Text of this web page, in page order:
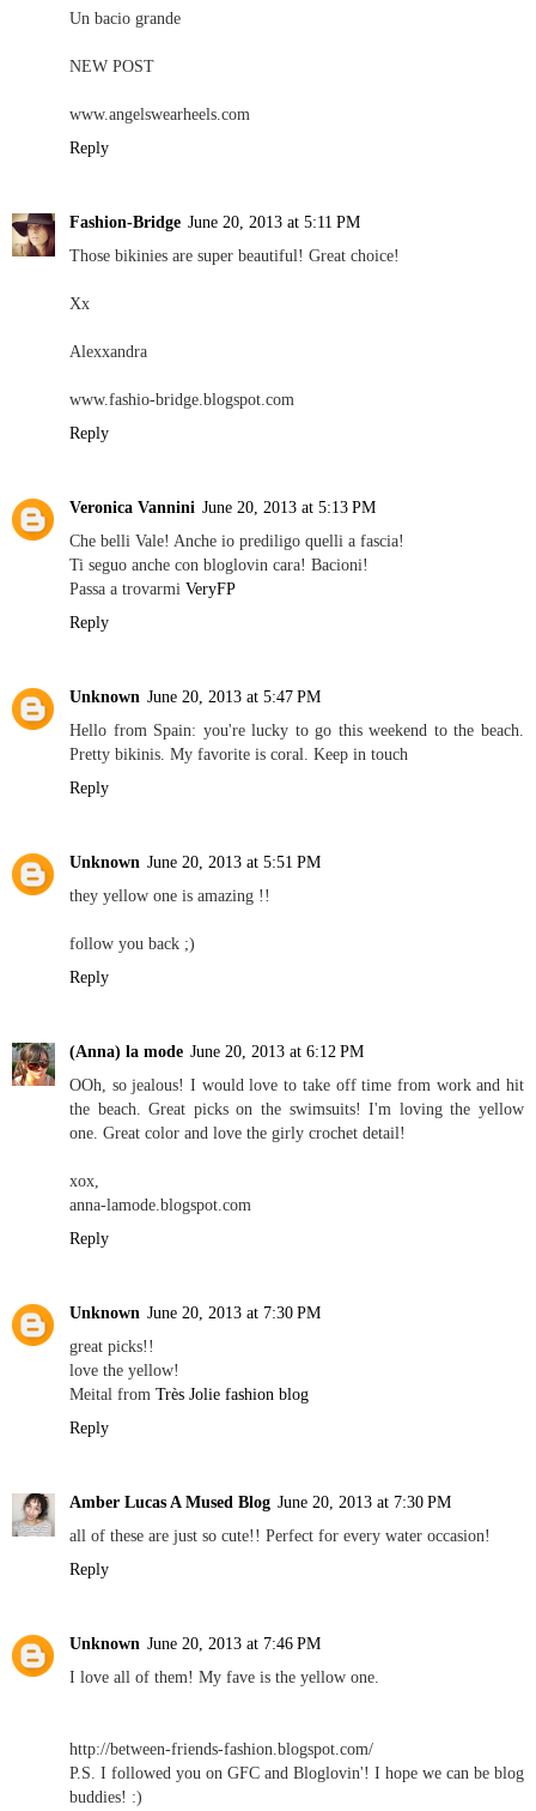
Un bacio grande
NEW POST
www.angelswearheels.com
Reply
Fashion-Bridge June 20, 2013 at 5:11 PM
Those bikinies are super beautiful! Great choice!
Xx
Alexxandra
www.fashio-bridge.blogspot.com
Reply
Veronica Vannini June 20, 2013 at 5:13 PM
Che belli Vale! Anche io prediligo quelli a fascia!
Ti seguo anche con bloglovin cara! Bacioni!
Passa a trovarmi VeryFP
Reply
Unknown June 20, 2013 at 5:47 PM
Hello from Spain: you're lucky to go this weekend to the beach.
Pretty bikinis. My favorite is coral. Keep in touch
Reply
Unknown June 20, 2013 at 5:51 PM
they yellow one is amazing !!
follow you back ;)
Reply
(Anna) la mode June 20, 2013 at 6:12 PM
OOh, so jealous! I would love to take off time from work and hit
the beach. Great picks on the swimsuits! I'm loving the yellow
one. Great color and love the girly crochet detail!
xox,
anna-lamode.blogspot.com
Reply
Unknown June 20, 2013 at 7:30 PM
great picks!!
love the yellow!
Meital from Très Jolie fashion blog
Reply
Amber Lucas A Mused Blog June 20, 2013 at 7:30 PM
all of these are just so cute!! Perfect for every water occasion!
Reply
Unknown June 20, 2013 at 7:46 PM
I love all of them! My fave is the yellow one.
http://between-friends-fashion.blogspot.com/
P.S. I followed you on GFC and Bloglovin'! I hope we can be blog
buddies! :)